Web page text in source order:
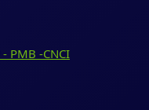
PMB -CNCI